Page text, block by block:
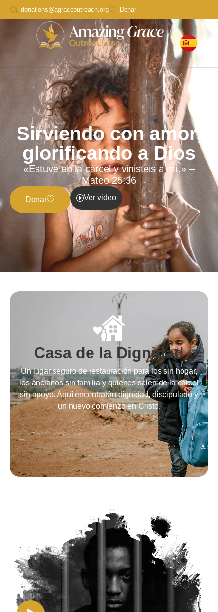
donations@agraceoutreach.org Donar
Sirviendo con amor,
glorificando a Dios
«Estuve en la cárcel y vinisteis a mí.» –
Mateo 25:36
Donar Ver video
Casa de la Dignidad
Un lugar seguro de restauración para los sin hogar,
los ancianos sin familia y quienes salen de la cárcel
sin apoyo. Aquí encontrarán dignidad, discipulado y
un nuevo comienzo en Cristo.